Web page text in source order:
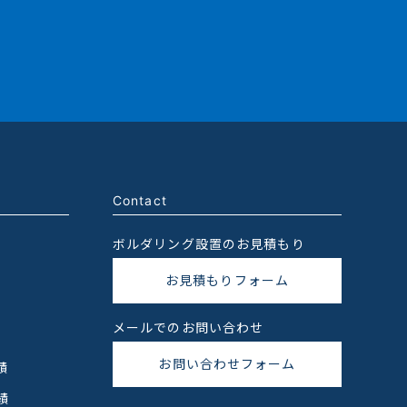
Contact
ボルダリング設置のお見積もり
お見積もりフォーム
メールでのお問い合わせ
お問い合わせフォーム